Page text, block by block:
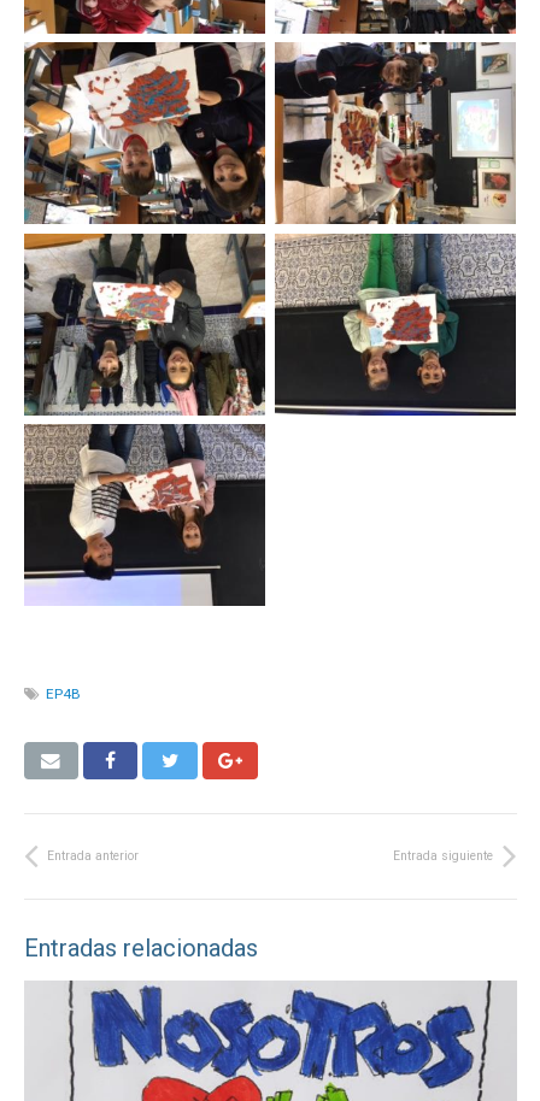
EP4B
Entrada anterior Entrada siguiente
Entradas relacionadas